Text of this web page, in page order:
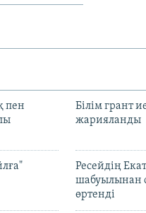
пен
Білім грант
жарияланды
Ресейдің
шабуылынан
өртенді